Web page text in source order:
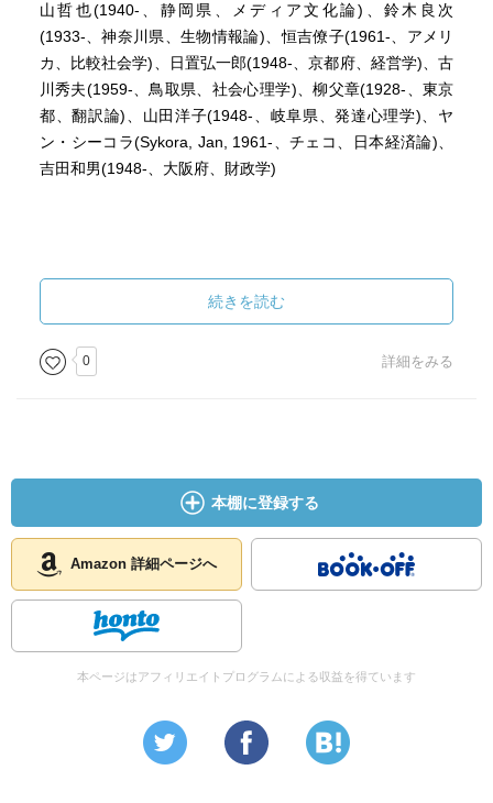
山哲也(1940-、静岡県、メディア文化論)、鈴木良次
(1933-、神奈川県、生物情報論)、恒吉僚子(1961-、アメリ
カ、比較社会学)、日置弘一郎(1948-、京都府、経営学)、古
川秀夫(1959-、鳥取県、社会心理学)、柳父章(1928-、東京
都、翻訳論)、山田洋子(1948-、岐阜県、発達心理学)、ヤ
ン・シーコラ(Sykora, Jan, 1961-、チェコ、日本経済論)、
吉田和男(1948-、大阪府、財政学)
続きを読む
0 詳細をみる
本棚に登録する
Amazon 詳細ページへ
本ページはアフィリエイトプログラムによる収益を得ています